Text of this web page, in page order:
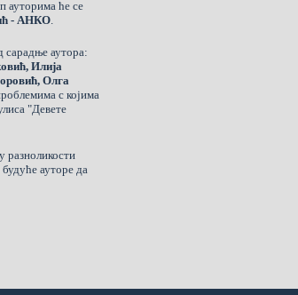
ауторима ће се
- АНКО
сарадње аутора:
Илија
Олга
с којима
"Девете
разноликости
ауторе да